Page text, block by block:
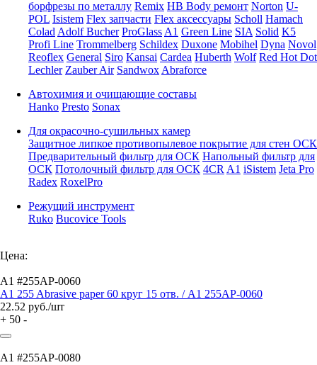
борфрезы по металлу Remix HB Body ремонт Norton U-
POL Isistem Flex запчасти Flex аксессуары Scholl Hamach
Colad Adolf Bucher ProGlass A1 Green Line SIA Solid K5
Profi Line Trommelberg Schildex Duxone Mobihel Dyna Novol
Reoflex General Siro Kansai Cardea Huberth Wolf Red Hot Dot
Lechler Zauber Air Sandwox Abraforce
Автохимия и очищающие составы
Hanko Presto Sonax
Для окрасочно-сушильных камер
Защитное липкое противопылевое покрытие для стен ОСК
Предварительный фильтр для ОСК Напольный фильтр для
ОСК Потолочный фильтр для ОСК 4CR A1 iSistem Jeta Pro
Radex RoxelPro
Режущий инструмент
Ruko Bucovice Tools
Цена:
A1 #255AP-0060
A1 255 Abrasive paper 60 круг 15 отв. / A1 255AP-0060
22.52 руб./шт
+ 50 -
A1 #255AP-0080